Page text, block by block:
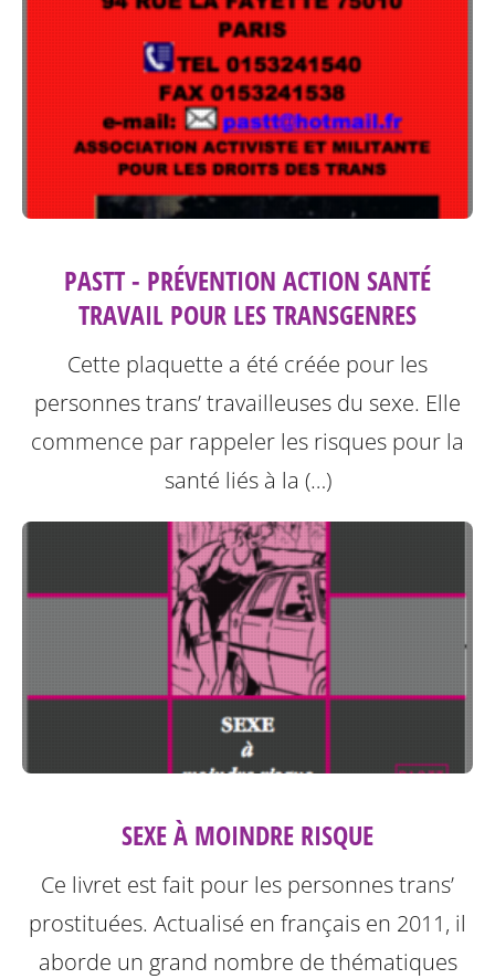
PASTT - PRÉVENTION ACTION SANTÉ
TRAVAIL POUR LES TRANSGENRES
Cette plaquette a été créée pour les
personnes trans’ travailleuses du sexe. Elle
commence par rappeler les risques pour la
santé liés à la (…)
SEXE À MOINDRE RISQUE
Ce livret est fait pour les personnes trans’
prostituées. Actualisé en français en 2011, il
aborde un grand nombre de thématiques